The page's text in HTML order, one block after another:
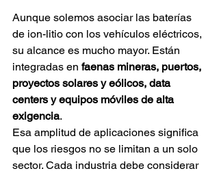
Aunque solemos asociar las baterías
de ion-litio con los vehículos eléctricos,
su alcance es mucho mayor. Están
integradas en faenas mineras, puertos,
proyectos solares y eólicos, data
centers y equipos móviles de alta
exigencia.
Esa amplitud de aplicaciones significa
que los riesgos no se limitan a un solo
sector. Cada industria debe considerar